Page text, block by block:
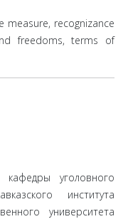
measure, recognizance
freedoms, terms of
кафедры уголовного
института
университета